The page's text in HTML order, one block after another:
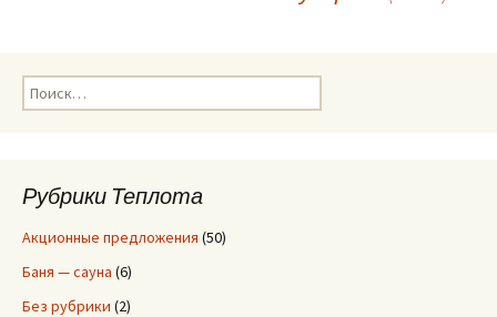
записям
Н
а
:Рубрики Теплота
Акционные предложения (50)
Баня — сауна (6)
Без рубрики (2)